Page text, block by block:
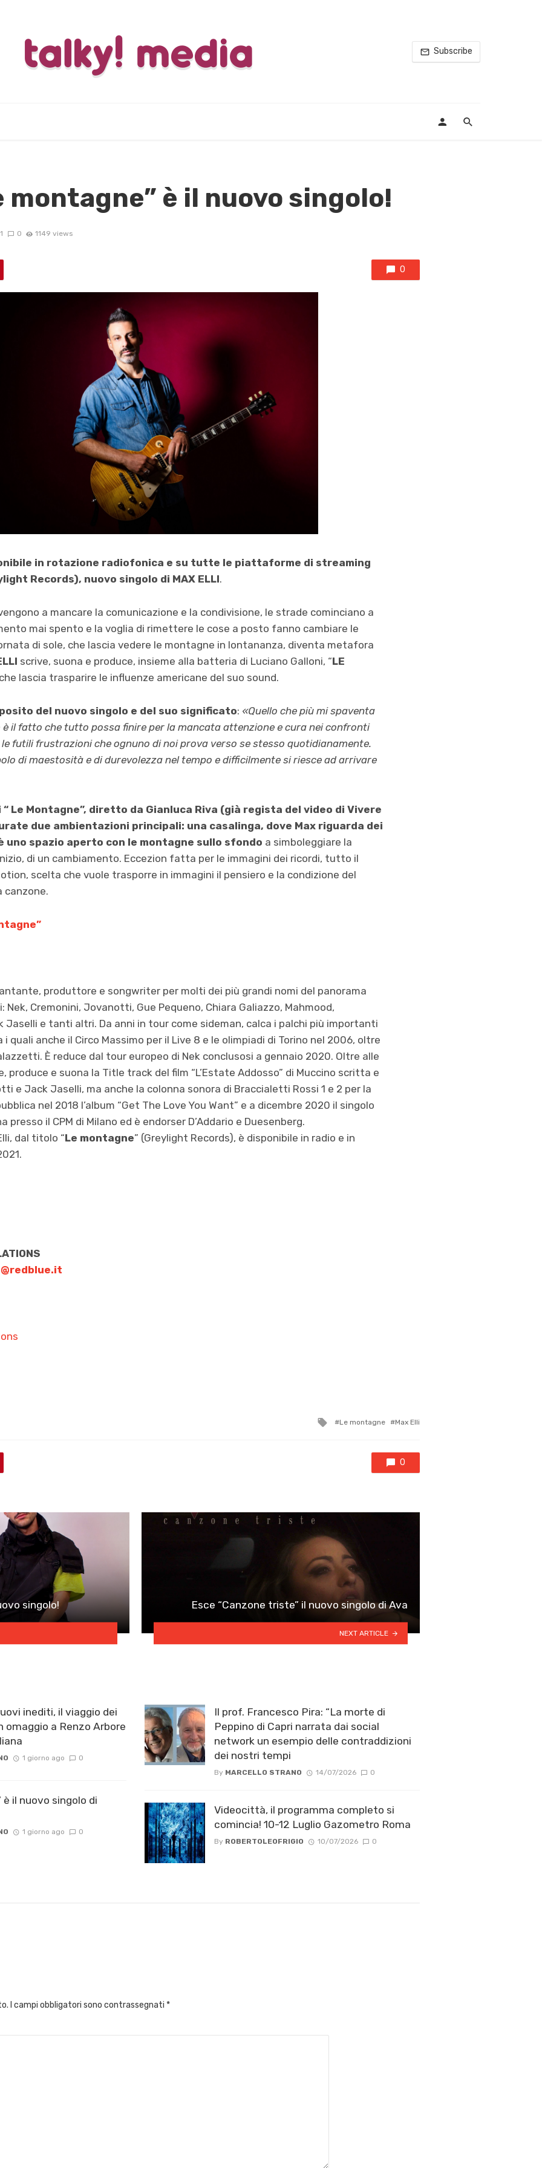
Subscribe
montagne” è il nuovo singolo!
0 1149 views
0
in rotazione radiofonica e su tutte le piattaforme di streaming
Records), nuovo singolo di MAX ELLI.
a mancare la comunicazione e la condivisione, le strade cominciano a
mai spento e la voglia di rimettere le cose a posto fanno cambiare le
di sole, che lascia vedere le montagne in lontananza, diventa metafora
scrive, suona e produce, insieme alla batteria di Luciano Galloni, “LE
lascia trasparire le influenze americane del suo sound.
del nuovo singolo e del suo significato: «Quello che più mi spaventa
il fatto che tutto possa finire per la mancata attenzione e cura nei confronti
le futili frustrazioni che ognuno di noi prova verso se stesso quotidianamente.
di maestosità e di durevolezza nel tempo e difficilmente si riesce ad arrivare
Le Montagne”, diretto da Gianluca Riva (già regista del video di Vivere
due ambientazioni principali: una casalinga, dove Max riguarda dei
uno spazio aperto con le montagne sullo sfondo a simboleggiare la
di un cambiamento. Eccezion fatta per le immagini dei ricordi, tutto il
scelta che vuole trasporre in immagini il pensiero e la condizione del
canzone.
produttore e songwriter per molti dei più grandi nomi del panorama
Cremonini, Jovanotti, Gue Pequeno, Chiara Galiazzo, Mahmood,
Jaselli e tanti altri. Da anni in tour come sideman, calca i palchi più importanti
quali anche il Circo Massimo per il Live 8 e le olimpiadi di Torino nel 2006, oltre
È reduce dal tour europeo di Nek conclusosi a gennaio 2020. Oltre alle
produce e suona la Title track del film “L’Estate Addosso” di Muccino scritta e
e Jack Jaselli, ma anche la colonna sonora di Braccialetti Rossi 1 e 2 per la
nel 2018 l’album “Get The Love You Want” e a dicembre 2020 il singolo
presso il CPM di Milano ed è endorser D’Addario e Duesenberg.
dal titolo “Le montagne” (Greylight Records), è disponibile in radio e in
Tagged
Le montagne Max Elli
0
singolo! Esce “Canzone triste” il nuovo singolo di Ava
NEXT ARTICLE
inediti, il viaggio dei
omaggio a Renzo Arbore
1 giorno ago 0
è il nuovo singolo di
1 giorno ago 0
Il prof. Francesco Pira: “La morte di
Peppino di Capri narrata dai social
network un esempio delle contraddizioni
dei nostri tempi
By MARCELLO STRANO 14/07/2026 0
Videocittà, il programma completo si
comincia! 10-12 Luglio Gazometro Roma
By ROBERTOLEOFRIGIO 10/07/2026 0
I campi obbligatori sono contrassegnati *